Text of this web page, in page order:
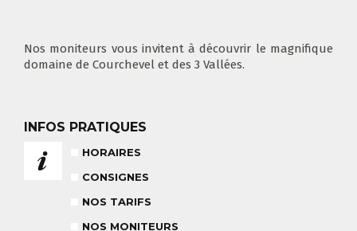
À SKI
LIEUX DE RASSEMBLEMENTS
TOUS LES JOURS
Nos moniteurs vous invitent à découvrir le magnifique
domaine de Courchevel et des 3 Vallées.
INFOS PRATIQUES
HORAIRES
CONSIGNES
NOS TARIFS
NOS MONITEURS